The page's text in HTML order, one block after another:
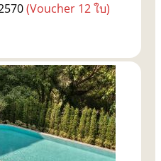
(Voucher 12 ใบ)